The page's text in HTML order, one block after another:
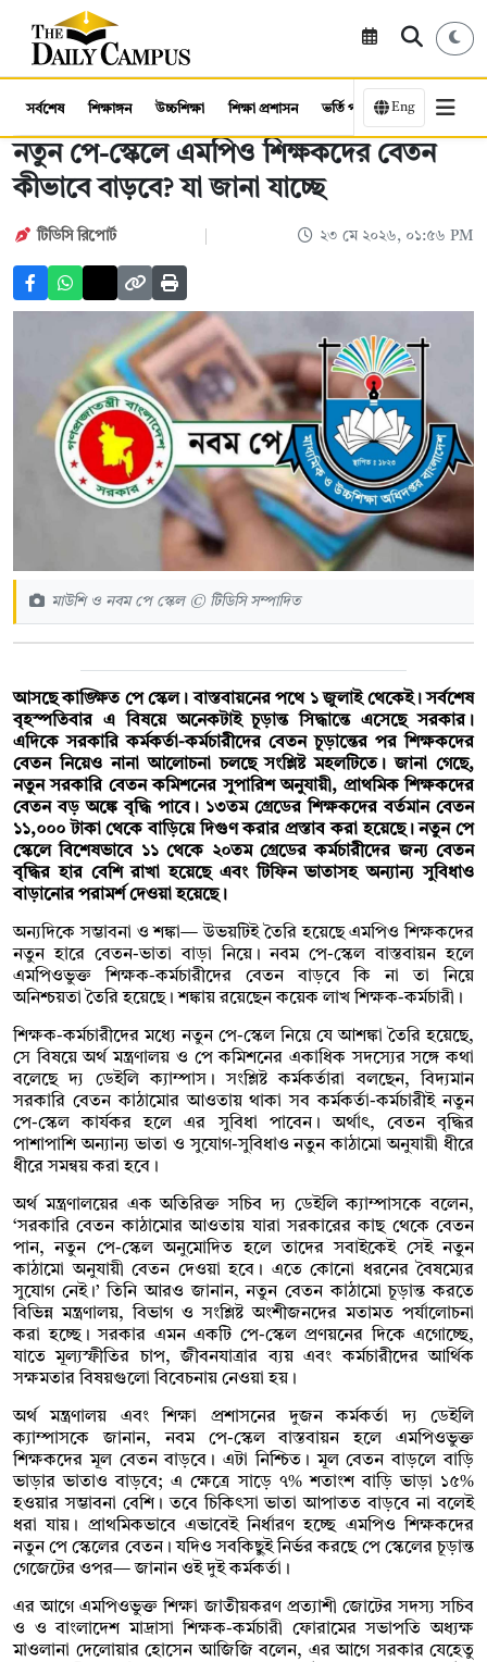
সর্বশেষ শিক্ষাঙ্গন উচ্চশিক্ষা শিক্ষা প্রশাসন ভর্তি পরীক্ষা কর্মসংস্থান
Eng
নতুন পে-স্কেলে এমপিও শিক্ষকদের বেতন
কীভাবে বাড়বে? যা জানা যাচ্ছে
টিডিসি রিপোর্ট ২৩ মে ২০২৬, ০১:৫৬ PM
মাউশি ও নবম পে স্কেল © টিডিসি সম্পাদিত
আসছে কাঙ্ক্ষিত পে স্কেল। বাস্তবায়নের পথে ১ জুলাই থেকেই। সর্বশেষ
বৃহস্পতিবার এ বিষয়ে অনেকটাই চূড়ান্ত সিদ্ধান্তে এসেছে সরকার।
এদিকে সরকারি কর্মকর্তা-কর্মচারীদের বেতন চূড়ান্তের পর শিক্ষকদের
বেতন নিয়েও নানা আলোচনা চলছে সংশ্লিষ্ট মহলটিতে। জানা গেছে,
নতুন সরকারি বেতন কমিশনের সুপারিশ অনুযায়ী, প্রাথমিক শিক্ষকদের
বেতন বড় অঙ্কে বৃদ্ধি পাবে। ১৩তম গ্রেডের শিক্ষকদের বর্তমান বেতন
১১,০০০ টাকা থেকে বাড়িয়ে দিগুণ করার প্রস্তাব করা হয়েছে। নতুন পে
স্কেলে বিশেষভাবে ১১ থেকে ২০তম গ্রেডের কর্মচারীদের জন্য বেতন
বৃদ্ধির হার বেশি রাখা হয়েছে এবং টিফিন ভাতাসহ অন্যান্য সুবিধাও
বাড়ানোর পরামর্শ দেওয়া হয়েছে।
অন্যদিকে সম্ভাবনা ও শঙ্কা— উভয়টিই তৈরি হয়েছে এমপিও শিক্ষকদের
নতুন হারে বেতন-ভাতা বাড়া নিয়ে। নবম পে-স্কেল বাস্তবায়ন হলে
এমপিওভুক্ত শিক্ষক-কর্মচারীদের বেতন বাড়বে কি না তা নিয়ে
অনিশ্চয়তা তৈরি হয়েছে। শঙ্কায় রয়েছেন কয়েক লাখ শিক্ষক-কর্মচারী।
শিক্ষক-কর্মচারীদের মধ্যে নতুন পে-স্কেল নিয়ে যে আশঙ্কা তৈরি হয়েছে,
সে বিষয়ে অর্থ মন্ত্রণালয় ও পে কমিশনের একাধিক সদস্যের সঙ্গে কথা
বলেছে দ্য ডেইলি ক্যাম্পাস। সংশ্লিষ্ট কর্মকর্তারা বলছেন, বিদ্যমান
সরকারি বেতন কাঠামোর আওতায় থাকা সব কর্মকর্তা-কর্মচারীই নতুন
পে-স্কেল কার্যকর হলে এর সুবিধা পাবেন। অর্থাৎ, বেতন বৃদ্ধির
পাশাপাশি অন্যান্য ভাতা ও সুযোগ-সুবিধাও নতুন কাঠামো অনুযায়ী ধীরে
ধীরে সমন্বয় করা হবে।
অর্থ মন্ত্রণালয়ের এক অতিরিক্ত সচিব দ্য ডেইলি ক্যাম্পাসকে বলেন,
‌‘সরকারি বেতন কাঠামোর আওতায় যারা সরকারের কাছ থেকে বেতন
পান, নতুন পে-স্কেল অনুমোদিত হলে তাদের সবাইকেই সেই নতুন
কাঠামো অনুযায়ী বেতন দেওয়া হবে। এতে কোনো ধরনের বৈষম্যের
সুযোগ নেই।’ তিনি আরও জানান, নতুন বেতন কাঠামো চূড়ান্ত করতে
বিভিন্ন মন্ত্রণালয়, বিভাগ ও সংশ্লিষ্ট অংশীজনদের মতামত পর্যালোচনা
করা হচ্ছে। সরকার এমন একটি পে-স্কেল প্রণয়নের দিকে এগোচ্ছে,
যাতে মূল্যস্ফীতির চাপ, জীবনযাত্রার ব্যয় এবং কর্মচারীদের আর্থিক
সক্ষমতার বিষয়গুলো বিবেচনায় নেওয়া হয়।
অর্থ মন্ত্রণালয় এবং শিক্ষা প্রশাসনের দুজন কর্মকর্তা দ্য ডেইলি
ক্যাম্পাসকে জানান, নবম পে-স্কেল বাস্তবায়ন হলে এমপিওভুক্ত
শিক্ষকদের মূল বেতন বাড়বে। এটা নিশ্চিত। মূল বেতন বাড়লে বাড়ি
ভাড়ার ভাতাও বাড়বে; এ ক্ষেত্রে সাড়ে ৭% শতাংশ বাড়ি ভাড়া ১৫%
হওয়ার সম্ভাবনা বেশি। তবে চিকিৎসা ভাতা আপাতত বাড়বে না বলেই
ধরা যায়। প্রাথমিকভাবে এভাবেই নির্ধারণ হচ্ছে এমপিও শিক্ষকদের
নতুন পে স্কেলের বেতন। যদিও সবকিছুই নির্ভর করছে পে স্কেলের চূড়ান্ত
গেজেটের ওপর— জানান ওই দুই কর্মকর্তা।
এর আগে এমপিওভুক্ত শিক্ষা জাতীয়করণ প্রত্যাশী জোটের সদস্য সচিব
ও ও বাংলাদেশ মাদ্রাসা শিক্ষক-কর্মচারী ফোরামের সভাপতি অধ্যক্ষ
মাওলানা দেলোয়ার হোসেন আজিজি বলেন, এর আগে সরকার যেহেতু